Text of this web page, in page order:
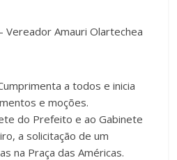
Vereador Amauri Olartechea
a todos e inicia
e moções.
do Prefeito e ao Gabinete
a solicitação de um
na Praça das Américas.